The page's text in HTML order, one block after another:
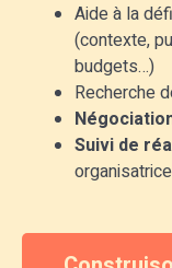
Aide à la
(contexte,
budgets…)
Recherche
Suivi de
organisatrice